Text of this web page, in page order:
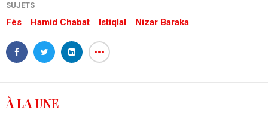
SUJETS
Fès Hamid Chabat Istiqlal Nizar Baraka
À LA UNE